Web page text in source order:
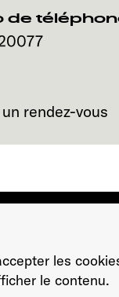
de
rendez-vous
les
le contenu.